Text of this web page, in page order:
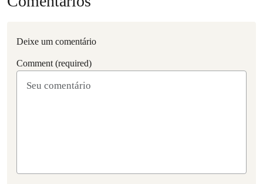
Deixe um comentário
Comment (required)